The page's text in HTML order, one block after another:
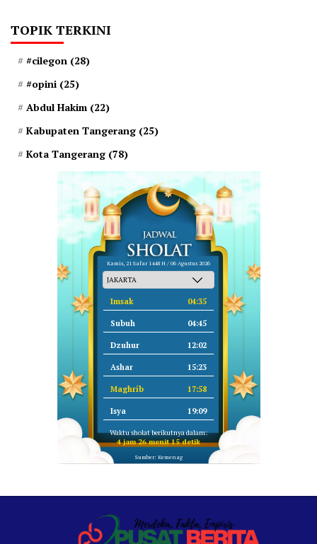
TOPIK TERKINI
#cilegon (28)
#opini (25)
Abdul Hakim (22)
Kabupaten Tangerang (25)
Kota Tangerang (78)
Kamis, 21 Safar 1448 H / 06 Agustus 2026
Imsak 04:35
Subuh 04:45
Dzuhur 12:02
Ashar 15:23
Maghrib 17:58
Isya 19:09
Waktu sholat berikutnya dalam:
4 jam 26 menit 14 detik
Sumber: Kemenag